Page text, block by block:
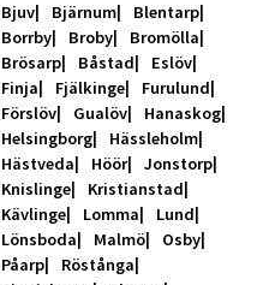
Bjuv Bjärnum
Blentarp
Borrby
Broby
Bromölla
Brösarp
Båstad
Eslöv
Finja
Fjälkinge
Furulund
Förslöv
Gualöv
Hanaskog
Helsingborg
Hässleholm
Hästveda
Höör
Jonstorp
Knislinge
Kristianstad
Kävlinge
Lomma
Lund
Lönsboda
Malmö
Osby
Påarp
Röstånga